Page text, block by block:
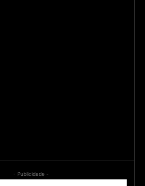
- Publicidade -